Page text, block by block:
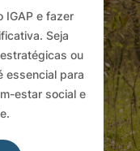
IGAP e fazer
Seja
ou
essencial para
estar social e